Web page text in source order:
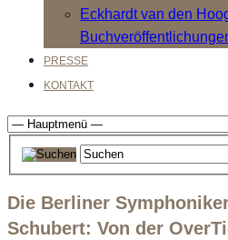
Eckhardt van den
PRESSE
KONTAKT
Die Berliner
Schubert: Von der